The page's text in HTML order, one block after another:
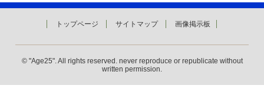
トップページ サイトマップ 画像掲示板
© "Age25". All rights reserved. never reproduce or republicate without
written permission.